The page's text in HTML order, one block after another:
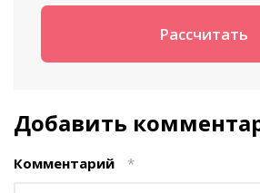
Добавить
Комментарий *